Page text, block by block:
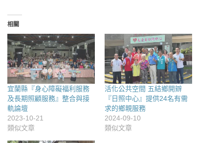
相關
宜蘭縣『身心障礙福利服務
及長期照顧服務』整合與接
軌論壇
2023-10-21
類似文章
活化公共空間 五結鄉開辧
『日照中心』提供24名有需
求的鄉親服務
2024-09-10
類似文章